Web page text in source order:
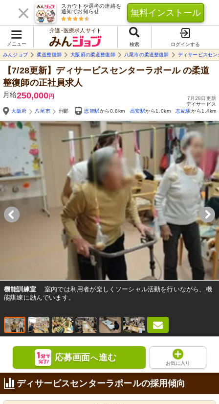
スカウトや選考の連絡を
通知でお知らせ
無料インストール
メニュー
介護･医療求人サイト
検索
ログインする
みんジョブ
柔道整復師 大阪府の柔道整復師 八尾市の柔道整復師 ディサービスセ
【7/28更新】ディサービスセンターラポールの柔道
整復師の正社員求人
月給250,000円
7月28日更新
デイサービス
大阪府
八尾市 刑部 恩智駅から0.8km 高安駅から1.0km 志紀駅から1.4km
機能訓練室
室内では利用者が楽しくソーシャル活動を行いながら、機
能訓練に励んでいます。
応募画面へ進む
お気に入り
ディサービスセンターラポールの採用傾向